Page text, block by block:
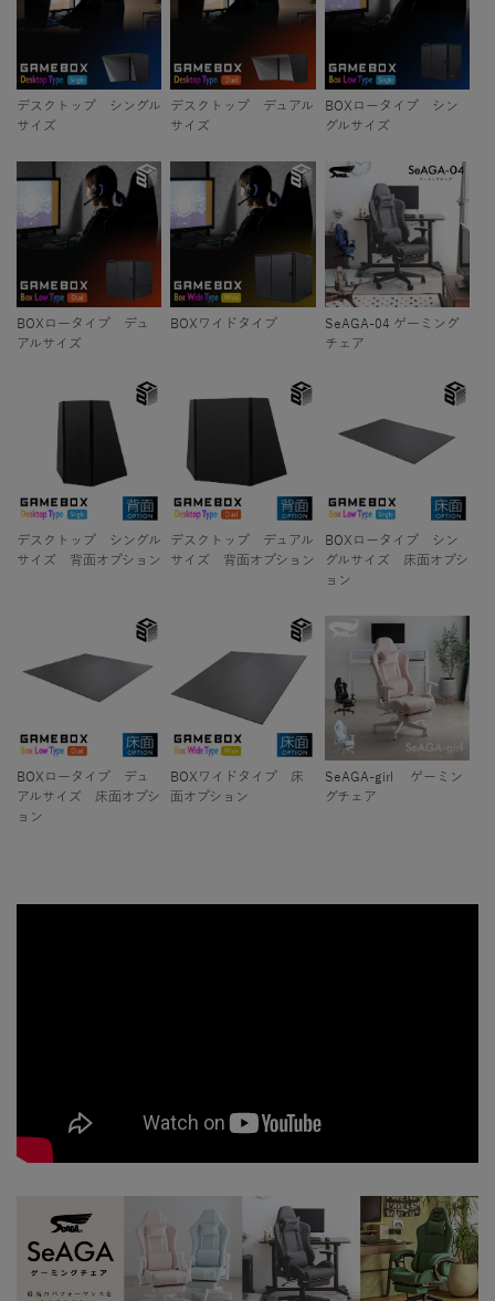
デスクトップ シングル
サイズ
デスクトップ デュアル
サイズ
BOXロータイプ シン
グルサイズ
BOXロータイプ デュ
アルサイズ
BOXワイドタイプ
SeAGA-04 ゲーミング
チェア
デスクトップ シングル
サイズ 背面オプション
デスクトップ デュアル
サイズ 背面オプション
BOXロータイプ シン
グルサイズ 床面オプシ
ョン
BOXロータイプ デュ
アルサイズ 床面オプシ
ョン
BOXワイドタイプ 床
面オプション
SeAGA-girl ゲーミン
グチェア